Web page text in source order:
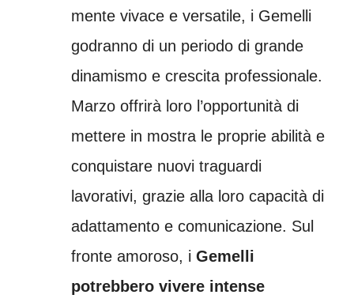
mente vivace e versatile, i Gemelli
godranno di un periodo di grande
dinamismo e crescita professionale.
Marzo offrirà loro l’opportunità di
mettere in mostra le proprie abilità e
conquistare nuovi traguardi
lavorativi, grazie alla loro capacità di
adattamento e comunicazione. Sul
fronte amoroso, i Gemelli
potrebbero vivere intense